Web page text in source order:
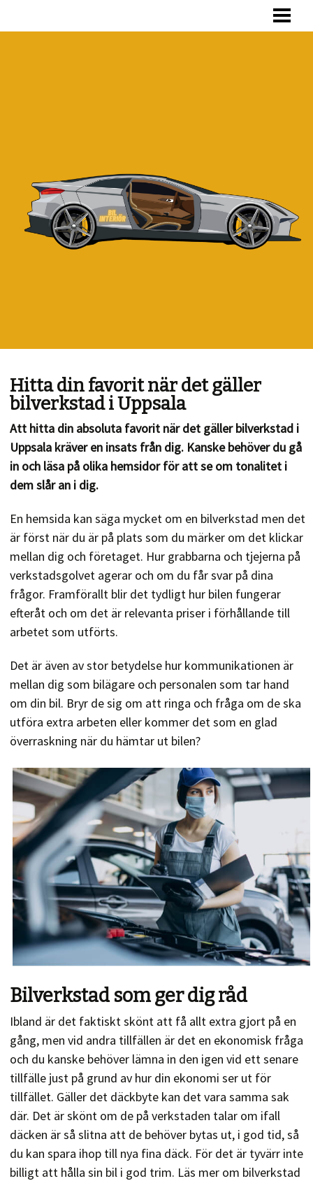
Hitta din favorit när det gäller
bilverkstad i Uppsala
Att hitta din absoluta favorit när det gäller bilverkstad i
Uppsala kräver en insats från dig. Kanske behöver du gå
in och läsa på olika hemsidor för att se om tonalitet i
dem slår an i dig.
En hemsida kan säga mycket om en bilverkstad men det
är först när du är på plats som du märker om det klickar
mellan dig och företaget. Hur grabbarna och tjejerna på
verkstadsgolvet agerar och om du får svar på dina
frågor. Framförallt blir det tydligt hur bilen fungerar
efteråt och om det är relevanta priser i förhållande till
arbetet som utförts.
Det är även av stor betydelse hur kommunikationen är
mellan dig som bilägare och personalen som tar hand
om din bil. Bryr de sig om att ringa och fråga om de ska
utföra extra arbeten eller kommer det som en glad
överraskning när du hämtar ut bilen?
Bilverkstad som ger dig råd
Ibland är det faktiskt skönt att få allt extra gjort på en
gång, men vid andra tillfällen är det en ekonomisk fråga
och du kanske behöver lämna in den igen vid ett senare
tillfälle just på grund av hur din ekonomi ser ut för
tillfället. Gäller det däckbyte kan det vara samma sak
där. Det är skönt om de på verkstaden talar om ifall
däcken är så slitna att de behöver bytas ut, i god tid, så
du kan spara ihop till nya fina däck. För det är tyvärr inte
billigt att hålla sin bil i god trim. Läs mer om bilverkstad